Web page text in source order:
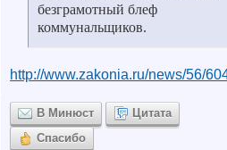
безграмотный блеф
коммунальщиков.
http://www.zakonia.ru/news/56/
В Минюст
Цитата
Спасибо